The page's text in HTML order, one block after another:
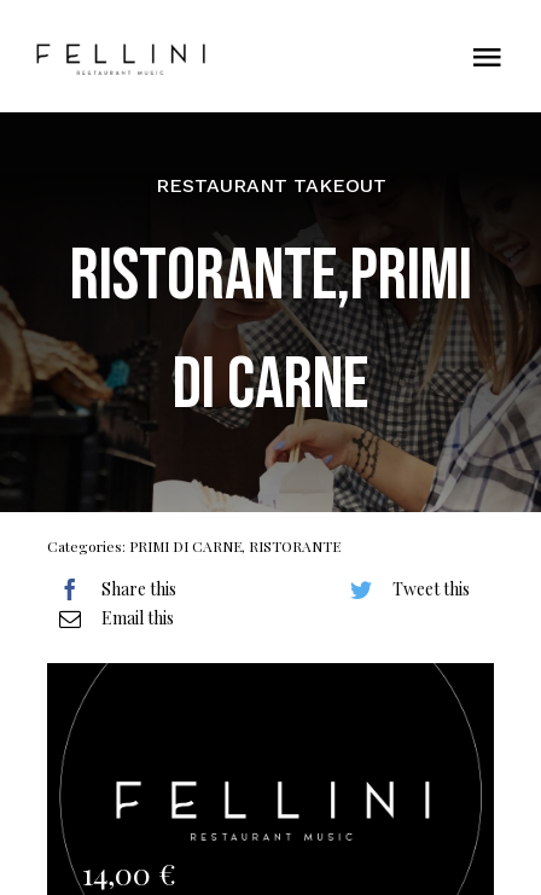
RESTAURANT TAKEOUT
RISTORANTE,PRIMI
DI CARNE
Categories: PRIMI DI CARNE, RISTORANTE
Share this
Tweet this
Email this
14,00 €